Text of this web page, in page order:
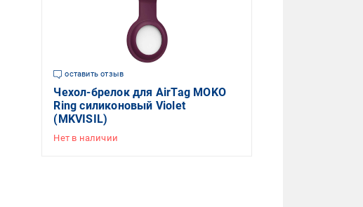
оставить отзыв
Чехол-брелок для AirTag MOKO
Ring силиконовый Violet
(MKVISIL)
Нет в наличии